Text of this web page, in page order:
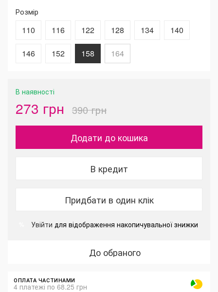
Розмір
110 116 122 128 134 140
146 152 158 164
В наявності
273 грн 390 грн
Додати до кошика
В кредит
Придбати в один клік
Увійти для відображення накопичувальної знижки
До обраного
ОПЛАТА ЧАСТИНАМИ
4 платежі по 68.25 грн